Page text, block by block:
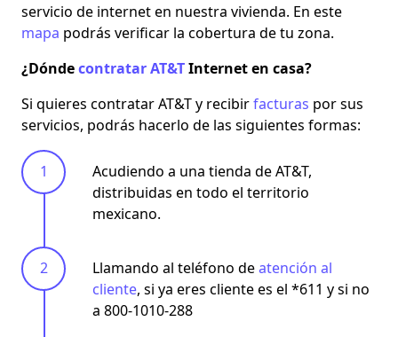
servicio de internet en nuestra vivienda. En este
mapa podrás verificar la cobertura de tu zona.
¿Dóndecontratar AT&TInternet en casa?
Si quieres contratar AT&T y recibirfacturas por sus
servicios, podrás hacerlo de las siguientes formas:
Acudiendo a una tienda de AT&T,
distribuidas en todo el territorio
mexicano.
Llamando al teléfono deatención al
cliente, si ya eres cliente es el *611 y si no
a 800-1010-288